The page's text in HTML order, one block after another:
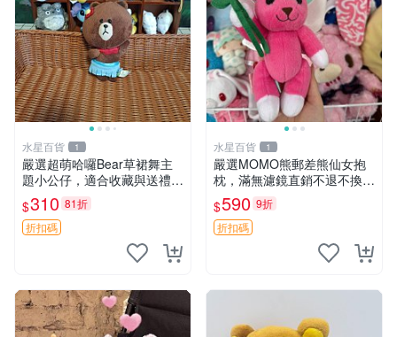
水星百貨 1
嚴選超萌哈囉Bear草裙舞主
題小公仔，適合收藏與送禮 1
00 克 哈囉Bear 草裙舞
$310 81折
折扣碼
水星百貨 1
嚴選MOMO熊郵差熊仙女抱
枕，滿無濾鏡直銷不退不換
經典造型可愛必備 紅薯啵啵
間抱枕 抱枕 時尚
$590 9折
折扣碼